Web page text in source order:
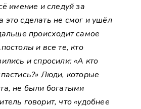
имение и следуй за
сделать не смог и ушёл
происходит самое
и все те, кто
и спросили: «А кто
Люди, которые
не были богатыми
говорит, что «удобнее